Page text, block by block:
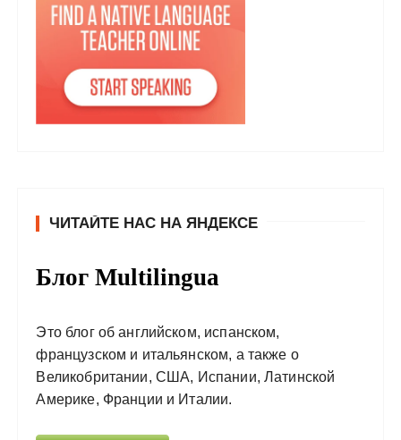
ЧИТАЙТЕ НАС НА ЯНДЕКСЕ
Блог Multilingua
Это блог об английском, испанском,
французском и итальянском, а также о
Великобритании, США, Испании, Латинской
Америке, Франции и Италии.